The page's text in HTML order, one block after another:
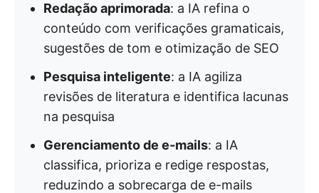
Redação aprimorada: a IA refina o
conteúdo com verificações gramaticais,
sugestões de tom e otimização de SEO
Pesquisa inteligente: a IA agiliza
revisões de literatura e identifica lacunas
na pesquisa
Gerenciamento de e-mails: a IA
classifica, prioriza e redige respostas,
reduzindo a sobrecarga de e-mails